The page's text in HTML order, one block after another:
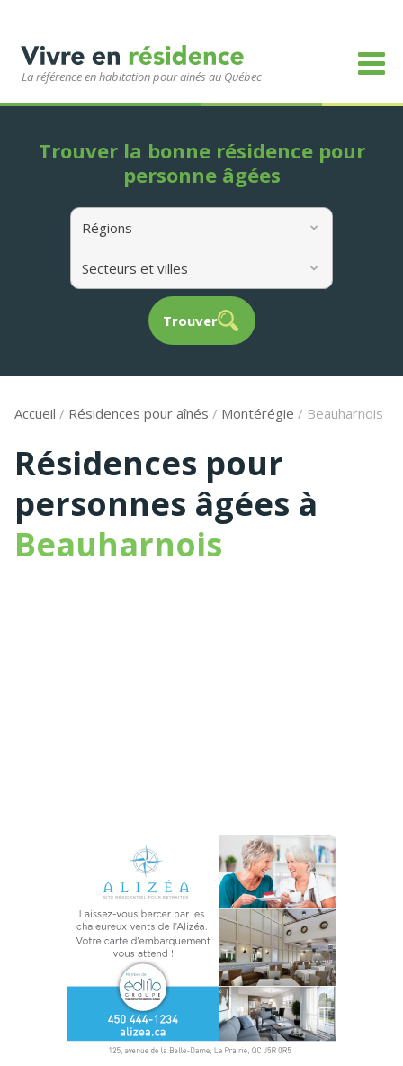
La référence en habitation pour ainés au Québec
Régions
Secteurs et villes
Trouver
Trouver la bonne résidence pour
personne âgées
Accueil / Résidences pour aînés / Montérégie / Beauharnois
Résidences pour
personnes âgées à
Beauharnois